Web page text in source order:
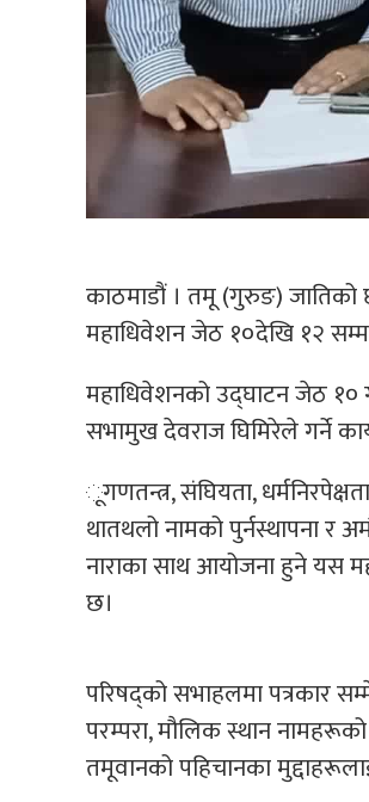
काठमाडौं । तमू (गुरुङ) जातिको
महाधिवेशन जेठ १०देखि १२
महाधिवेशनको उद्घाटन जेठ १०
सभामुख देवराज घिमिरेले गर्ने
ूगणतन्त्र, संघियता,
थातथलो नामको पुर्नस्थापना र
नाराका साथ आयोजना हुने यस
छ।
परिषद्को सभाहलमा पत्रकार
परम्परा, मौलिक स्थान
तमूवानको पहिचानका